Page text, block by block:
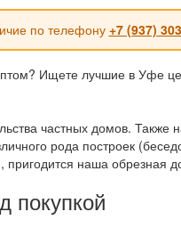
по телефону +7 (937)
Ищете лучшие в Уфе
частных домов.
рода построек
пригодится наша обрезная
покупкой